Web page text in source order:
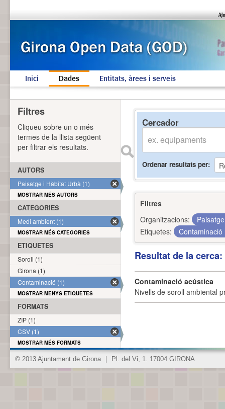
Inici Dades Entitats, àrees i serveis
Cercador
Ordenar resultats per
Filtres
Organitzacions:
Etiquetes:
Contaminació
Resultat de la
Contaminació acústica
Nivells de soroll ambiental
Filtres
Cliqueu sobre un o més
termes de la llista següent
per filtrar els resultats.
AUTORS
Paisatge i Hàbitat Urbà (1)
MOSTRAR MÉS AUTORS
CATEGORIES
Medi ambient (1)
MOSTRAR MÉS CATEGORIES
ETIQUETES
Soroll (1)
Girona (1)
Contaminació (1)
MOSTRAR MENYS ETIQUETES
FORMATS
ZIP (1)
CSV (1)
MOSTRAR MÉS FORMATS
© 2013 Ajuntament de Girona Pl. del Vi, 1. 17004 GIRONA